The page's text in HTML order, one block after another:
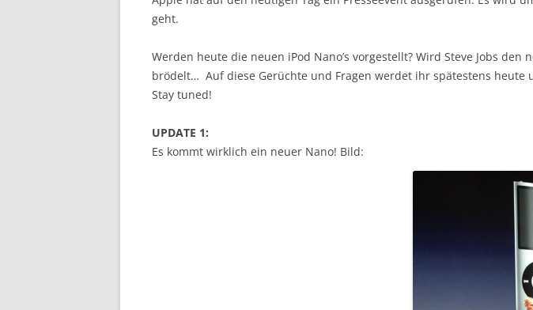
geht.
Werden heute die neuen iPod Nano’s vorgestellt? Wird Steve Jobs
brödelt… Auf diese Gerüchte und Fragen werdet ihr spätestens heute
Stay tuned!
UPDATE 1:
Es kommt wirklich ein neuer Nano! Bild: